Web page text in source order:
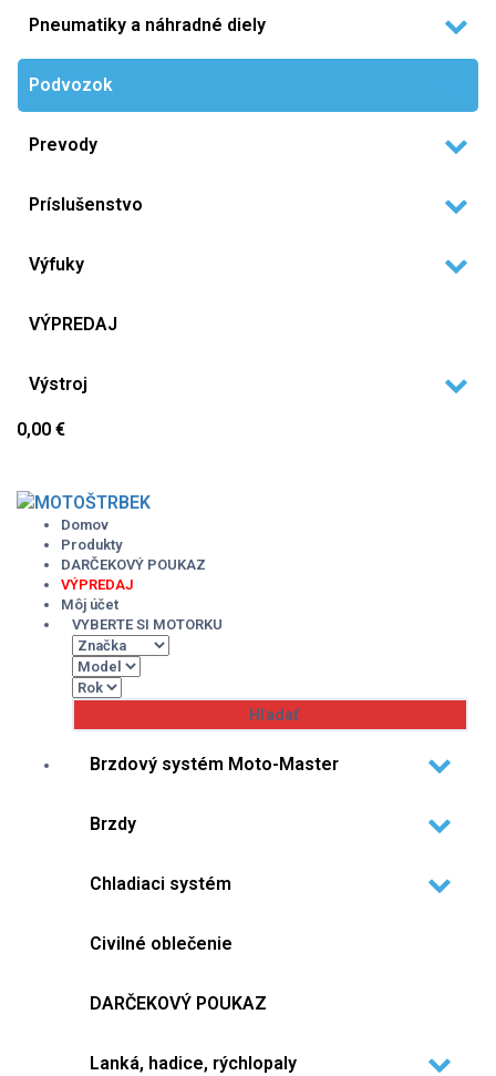
Pneumatiky a náhradné diely
Podvozok
Prevody
Príslušenstvo
Výfuky
VÝPREDAJ
Výstroj
0,00 €
contentDomov
Produkty
DARČEKOVÝ POUKAZ
VÝPREDAJ
Môj účet
VYBERTE SI MOTORKU
Brzdový systém Moto-Master
Brzdy
Chladiaci systém
Civilné oblečenie
DARČEKOVÝ POUKAZ
Lanká, hadice, rýchlopaly